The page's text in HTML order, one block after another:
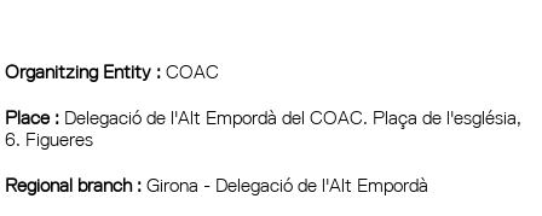
Organitzing Entity :COAC
Place : Delegació de l'Alt Empordà del COAC. Plaça de l'església,
6. Figueres
Regional branch :Girona - Delegació de l'Alt Empordà